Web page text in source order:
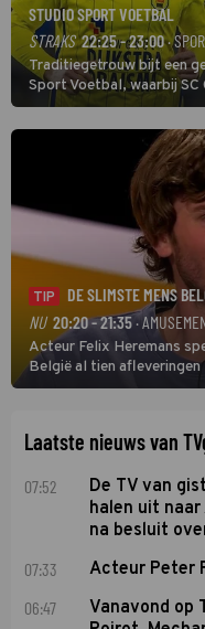
STUDIO SPORT VOETBAL
STRAKS 22:25 - 23:00·
Traditiegetrouw bijt een
Sport Voetbal, waarbij
eerste wedstrijd van het
oefenmeester is Johan
TIP
DE SLIMSTE MENS
NU 20:20 - 21:35·
Acteur Felix Heremans
België al tien
deze seizoensfinale. En
Laatste nieuws van
07:52
De TV van
halen uit naar
na besluit
07:33 Acteur Peter
06:47
Vanavond op